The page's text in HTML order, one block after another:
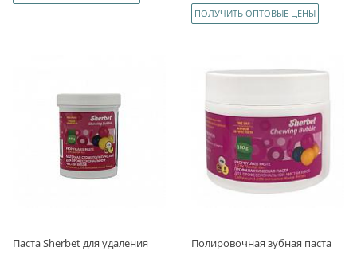
ПОЛУЧИТЬ ОПТОВЫЕ ЦЕНЫ
Паста Sherbet для удаления
Полировочная зубная паста